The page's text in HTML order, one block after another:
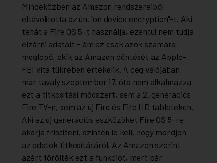
Mindeközben az Amazon rendszereiből
eltávolította az ún. "on device encryption"-t. Aki
tehát a Fire OS 5-t használja, ezentúl nem tudja
elzárni adatait - ám ez csak azok számára
meglepő, akik az Amazon döntését az Apple-
FBI vita tükrében értékelik. A cég valójában
már tavaly szeptember 17. óta nem alkalmazza
ezt a titkosítási módszert, sem a 2. generációs
Fire TV-n, sem az új Fire és Fire HD tableteken.
Aki az új generációs eszközöket Fire OS 5-re
akarja frissíteni, szintén le kell, hogy mondjon
az adatok titkosításáról. Az Amazon szerint
azért törölték ezt a funkciót, mert bár